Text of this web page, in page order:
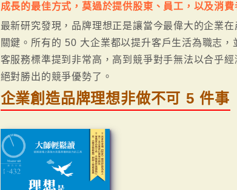
成長的最佳方式，莫過於提供股東、員工，以及消
最新研究發現，品牌理想正是讓當今最偉大的企業
關鍵。所有的 50 大企業都以提升客戶生活為職志
客服務標準提到非常高，高到競爭對手無法以合乎
絕對勝出的競爭優勢了。
企業創造品牌理想非做不可 5 件事